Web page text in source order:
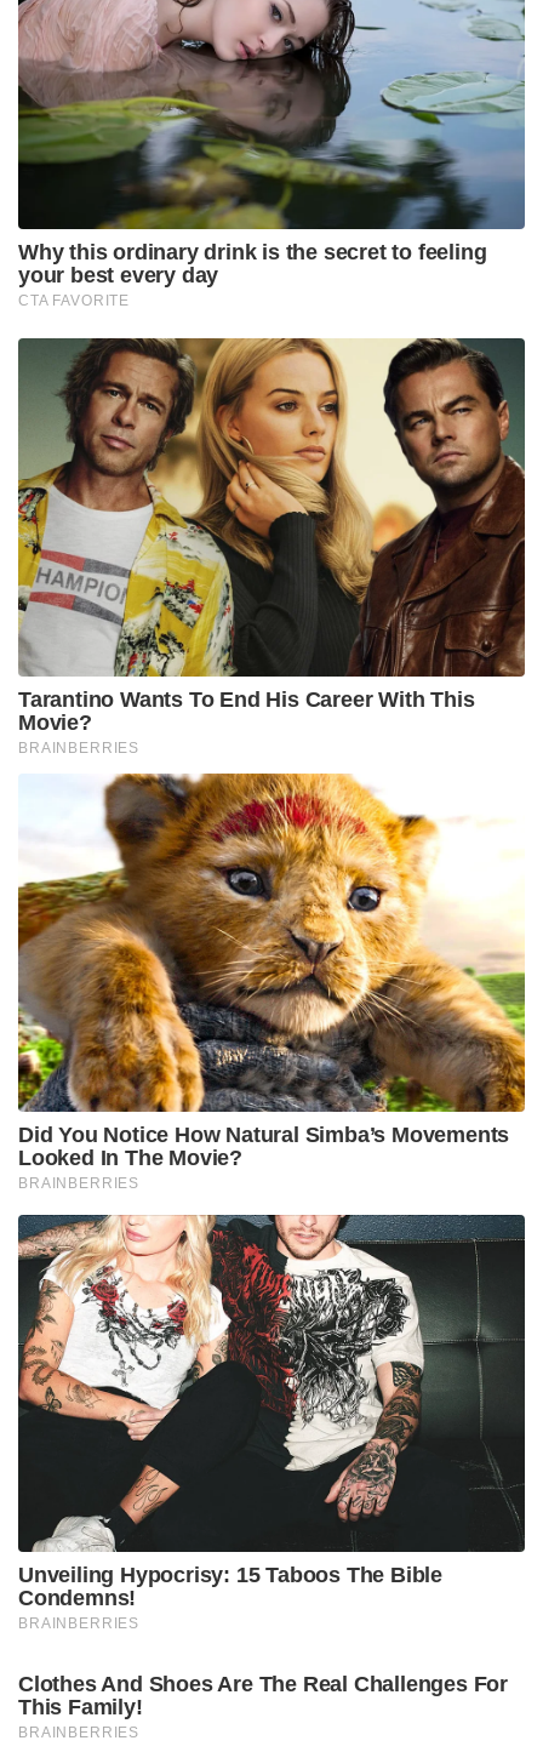
അവശിഷ്ടങ്ങളും കണ്ടെത്തി, കൂടാതെ 2,000
വര്‍ഷത്തിലധികം പഴക്കമുള്ള നിരവധി മണ്‍പാത്ര
വസ്തുക്കളും കണ്ടെത്തി.
ഈ സ്ഥലത്തെ ഏറ്റവും പഴക്കമേറിയ പാളി ബിസി
മൂന്നാം, രണ്ടാം നൂറ്റാണ്ടുകളിലേതാണ് (2300 വര്‍ഷം
മുമ്പ്), ദ്വീപിലെ ഏറ്റവും വലിയ പുരാവസ്തു
കേന്ദ്രങ്ങളില്‍ ഒന്നാണിതെന്ന് അദ്ദേഹം പറഞ്ഞു.
ഹെല്ലനിസ്റ്റിക് കാലഘട്ടത്തിലെ ഒരു കെട്ടിടത്തിന്റെ
കണ്ടെത്തല്‍ ഫൈലാക്ക ദ്വീപിന്റെ ഒരു പ്രധാന
പുരാവസ്തു നേട്ടമാണെന്ന് കുവൈത്ത്
സര്‍വകലാശാലയിലെ പുരാവസ്തു, നരവംശശാസ്ത്ര
പ്രൊഫസര്‍ ഡോ. ഹസ്സന്‍ അഷ്‌കനാനി സ്ഥിരീകരിച്ചു.
Tags: anthropology kuwait archaeology